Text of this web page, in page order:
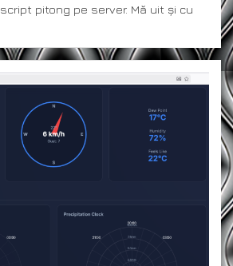
pitong pe server. Mă uit și cu